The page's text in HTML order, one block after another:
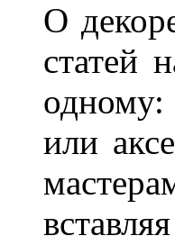
О
статей
одному:
или